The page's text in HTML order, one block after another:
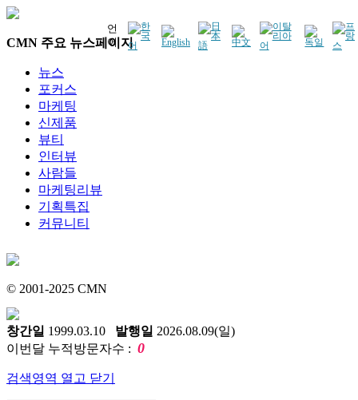
언
어
CMN 주요 뉴스페이지
뉴스
포커스
마케팅
신제품
뷰티
인터뷰
사람들
마케팅리뷰
기획특집
커뮤니티
© 2001-2025 CMN
창간일 1999.03.10 발행일 2026.08.09(일)
이번달 누적방문자수 : 0
검색영역 열고 닫기